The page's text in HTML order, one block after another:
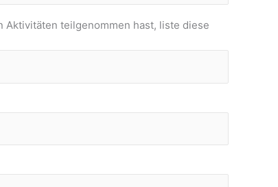
Aktivitäten teilgenommen hast, liste diese